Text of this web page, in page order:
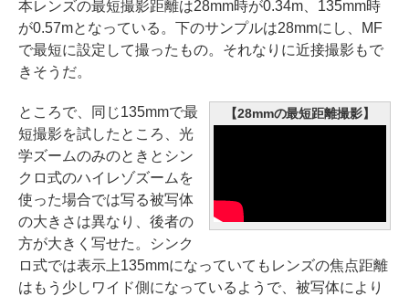
本レンズの最短撮影距離は28mm時が0.34m、135mm時
が0.57mとなっている。下のサンプルは28mmにし、MF
で最短に設定して撮ったもの。それなりに近接撮影もで
きそうだ。
【28mmの最短距離撮影】
ところで、同じ135mmで最
短撮影を試したところ、光
学ズームのみのときとシン
クロ式のハイレゾズームを
使った場合では写る被写体
の大きさは異なり、後者の
方が大きく写せた。シンク
ロ式では表示上135mmになっていてもレンズの焦点距離
はもう少しワイド側になっているようで、被写体により